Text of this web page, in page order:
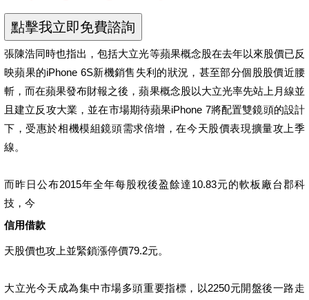
張陳浩同時也指出，包括大立光等蘋果概念股在去年以來股價已反
映蘋果的iPhone 6S新機銷售失利的狀況，甚至部分個股股價近腰
斬，而在蘋果發布財報之後，蘋果概念股以大立光率先站上月線並
且建立反攻大業，並在市場期待蘋果iPhone 7將配置雙鏡頭的設計
下，受惠於相機模組鏡頭需求倍增，在今天股價表現擴量攻上季
線。
而昨日公布2015年全年每股稅後盈餘達10.83元的軟板廠台郡科
技，今
信用借款
天股價也攻上並緊鎖漲停價79.2元。
大立光今天成為集中市場多頭重要指標，以2250元開盤後一路走